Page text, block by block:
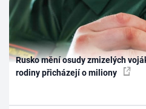
Rusko mění osudy zmizelých
rodiny přicházejí o miliony